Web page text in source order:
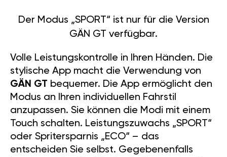
Der Modus „SPORT“ ist nur für die Version
GÄN GT verfügbar.
Volle Leistungskontrolle in Ihren Händen. Die
stylische App macht die Verwendung von
GÄN GT bequemer. Die App ermöglicht den
Modus an Ihren individuellen Fahrstil
anzupassen. Sie können die Modi mit einem
Touch schalten. Leistungszuwachs „SPORT“
oder Spritersparnis „ECO“ – das
entscheiden Sie selbst. Gegebenenfalls